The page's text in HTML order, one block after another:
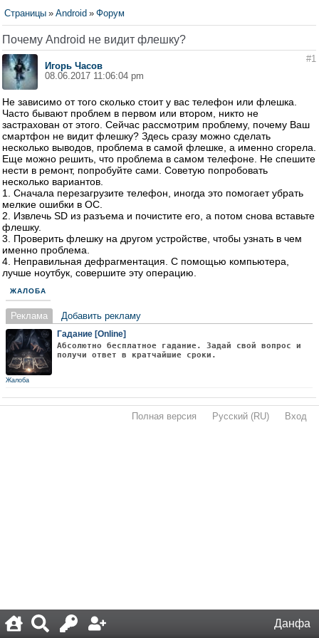
Данфа
Страницы » Android » Форум
Почему Android не видит флешку?
Игорь Часов
08.06.2017 11:06:04 pm
#1
Не зависимо от того сколько стоит у вас телефон или флешка.
Часто бывают проблем в первом или втором, никто не
застрахован от этого. Сейчас рассмотрим проблему, почему Ваш
смартфон не видит флешку? Здесь сразу можно сделать
несколько выводов, проблема в самой флешке, а именно сгорела.
Еще можно решить, что проблема в самом телефоне. Не спешите
нести в ремонт, попробуйте сами. Советую попробовать
несколько вариантов.
1. Сначала перезагрузите телефон, иногда это помогает убрать
мелкие ошибки в ОС.
2. Извлечь SD из разъема и почистите его, а потом снова вставьте
флешку.
3. Проверить флешку на другом устройстве, чтобы узнать в чем
именно проблема.
4. Неправильная дефрагментация. С помощью компьютера,
лучше ноутбук, совершите эту операцию.
ЖАЛОБА
Реклама Добавить рекламу
Гадание [Online]
Абсолютно бесплатное гадание. Задай свой вопрос и
получи ответ в кратчайшие сроки.
Жалоба
Полная версия Русский (RU) Вход